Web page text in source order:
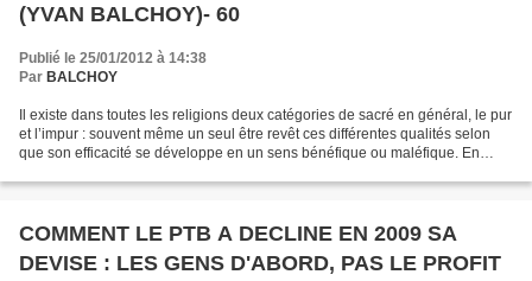
(YVAN BALCHOY)- 60
Publié le 25/01/2012 à 14:38
Par BALCHOY
Il existe dans toutes les religions deux catégories de sacré en général, le pur
et l’impur : souvent même un seul être revêt ces différentes qualités selon
que son efficacité se développe en un sens bénéfique ou maléfique. En
COMMENT LE PTB A DECLINE EN 2009 SA
DEVISE : LES GENS D'ABORD, PAS LE PROFIT